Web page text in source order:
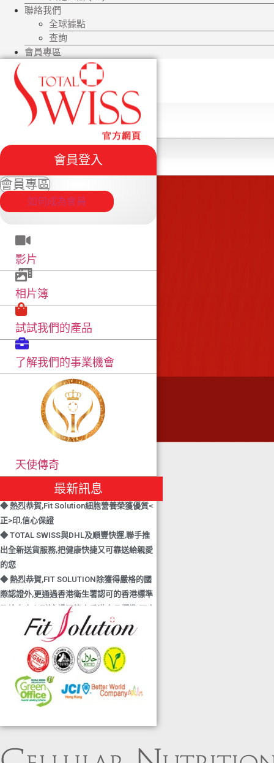
聯絡我們
全球據點
查詢
會員專區
會員登入
會員專區
如何成為會員
影片
相片簿
試試我們的產品
了解我們的事業機會
天使傳奇
最新訊息
◆ TOTAL SWISS 勇奪 亞洲知識管理學院 3
◆ 熱烈恭賀-TOTAL SWISS 1日連奪2獎,中銀
香港環保優秀企業證書及星級健康飲品品牌
◆ 上下一心 勇奪籌款組別冠軍 TOTAL
SWISS 以專業回饋社會
◆ 熱烈恭賀,Fit Solution細胞營養榮獲優質<
正>印,信心保證
◆ TOTAL SWISS與DHL及順豐快運,聯手推
出全新送貨服務,把健康快捷又可靠送給親愛
的您
◆ 熱烈恭賀,FIT SOLUTION除獲得嚴格的國
際認證外,更通過香港衛生署認可的香港標準
及檢定中心測試,證明符合香港食品標準,不含
重金屬,農藥,細菌,並頒發香港優質正印.
◆ 熱烈恭賀,FIT SOLUTION細胞營養榮獲澳
門廚皇協會頒發-我最喜愛的健康飲品金獎
◆ 全球城巿天使選拔協會義工團體政府機構
專用編號C491
◆ TOTAL SWISS義工團體政府機構專用編號
之一
己服用FIT SOLUTION細胞營養達4年或以上,